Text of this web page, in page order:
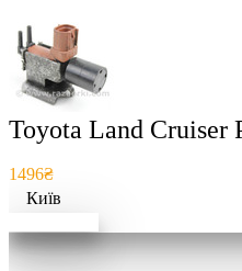
Toyota Land Cruiser
1496₴
Київ